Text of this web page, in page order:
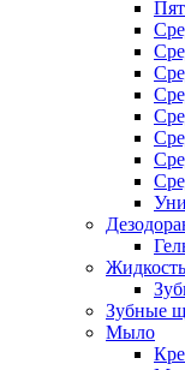
Зубные
Мыло